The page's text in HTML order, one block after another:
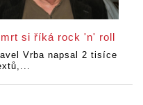
si říká rock 'n' roll
Vrba napsal 2 tisíce